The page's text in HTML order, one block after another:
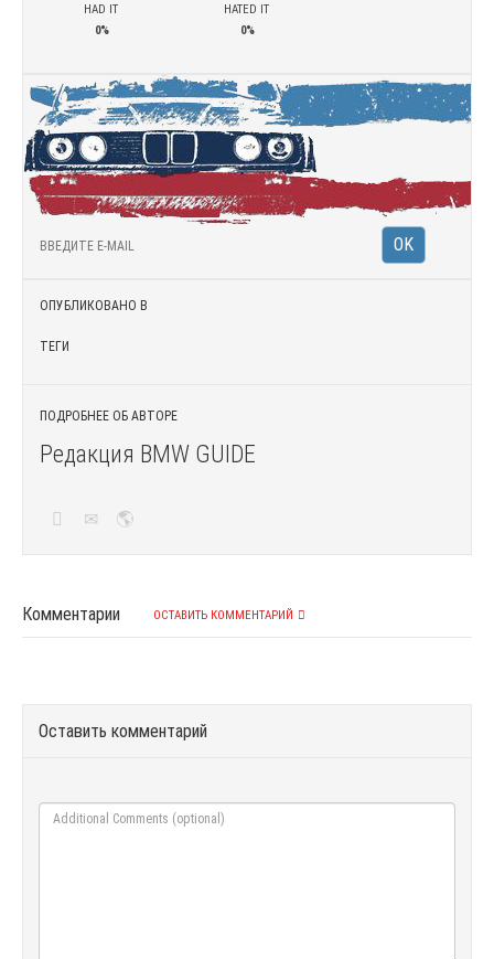
HAD IT
0%
HATED IT
0%
ОПУБЛИКОВАНО В
ТЕГИ
ПОДРОБНЕЕ ОБ АВТОРЕ
Редакция BMW GUIDE
Комментарии ОСТАВИТЬ КОММЕНТАРИЙ
Оставить комментарий